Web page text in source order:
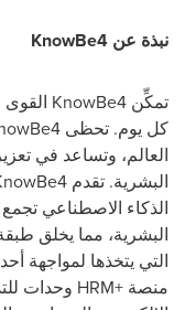
نبذة عن KnowBe4
تمكِّن KnowBe4 القوى
كل يوم. تحظى
العالم، وتساعد في
البشرية. تقدم
الذكاء الاصطناعي
البشرية، مما يخلق
التي يتخذها لمواجهة
منصة HRM+ وحدات